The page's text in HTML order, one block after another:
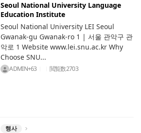
Seoul National University Language
Education Institute
Seoul National University LEI Seoul
Gwanak-gu Gwanak-ro 1 | 서울 관악구 관
악로 1 Website www.lei.snu.ac.kr Why
Choose SNU...
ADMIN+63 閲覧数2703
행사